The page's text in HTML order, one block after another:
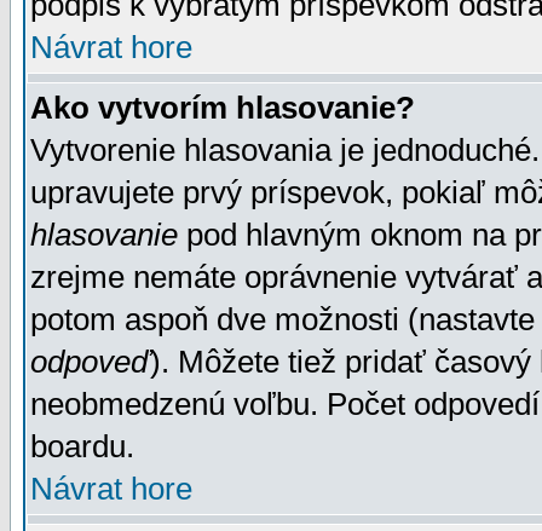
Návrat hore
Ako vytvorím hlasovanie?
Vytvorenie hlasovania je
upravujete prvý príspevok, pokiaľ
hlasovanie pod hlavným oknom na
zrejme nemáte oprávnenie vytvárať
potom aspoň dve možnosti
odpoveď). Môžete tiež pridať
neobmedzenú voľbu. Počet
boardu.
Návrat hore